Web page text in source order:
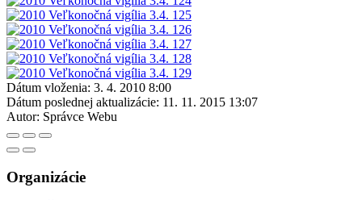
Dátum vloženia: 3. 4. 2010 8:00
Dátum poslednej aktualizácie: 11. 11. 2015 13:07
Autor: Správce Webu
Organizácie